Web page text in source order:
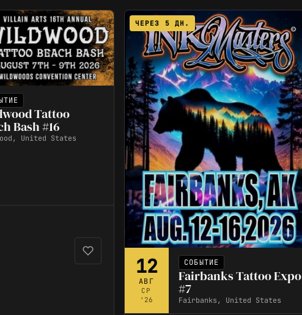
Tattoo
Bash #16
United States
ЧЕРЕЗ 5 ДН.
12
АВГ
СР
'26
СОБЫТИЕ
Fairbanks Tattoo Expo
#7
Fairbanks, United States